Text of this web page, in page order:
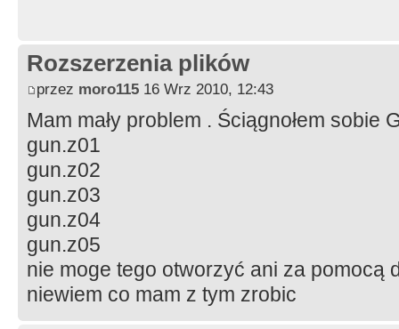
Rozszerzenia plików
przez moro115 16 Wrz 2010, 12:43
Mam mały problem . Ściągnołem sobie
gun.z01
gun.z02
gun.z03
gun.z04
gun.z05
nie moge tego otworzyć ani za pomocą
niewiem co mam z tym zrobic